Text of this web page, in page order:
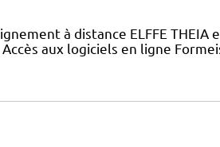
à distance ELFFE
aux logiciels en ligne